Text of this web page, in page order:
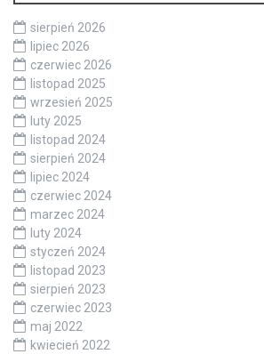
sierpień 2026
lipiec 2026
czerwiec 2026
listopad 2025
wrzesień 2025
luty 2025
listopad 2024
sierpień 2024
lipiec 2024
czerwiec 2024
marzec 2024
luty 2024
styczeń 2024
listopad 2023
sierpień 2023
czerwiec 2023
maj 2022
kwiecień 2022